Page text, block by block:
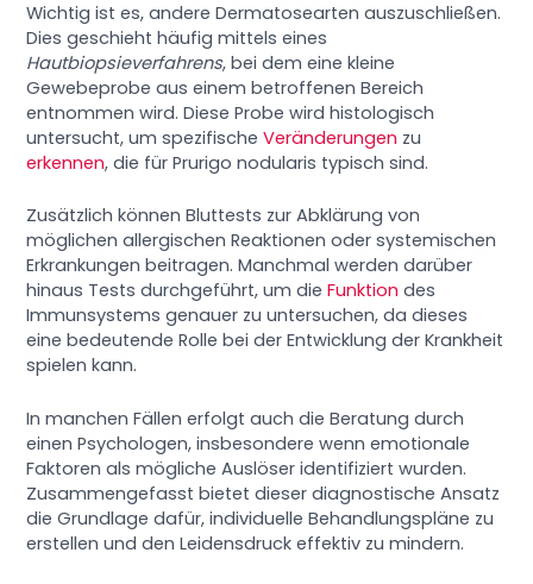
Wichtig ist es, andere Dermatosearten auszuschließen.
Dies geschieht häufig mittels eines
Hautbiopsieverfahrens, bei dem eine kleine
Gewebeprobe aus einem betroffenen Bereich
entnommen wird. Diese Probe wird histologisch
untersucht, um spezifischeVeränderungen zu
erkennen, die für Prurigo nodularis typisch sind.
Zusätzlich können Bluttests zur Abklärung von
möglichen allergischen Reaktionen oder systemischen
Erkrankungen beitragen. Manchmal werden darüber
hinaus Tests durchgeführt, um dieFunktion des
Immunsystems genauer zu untersuchen, da dieses
eine bedeutende Rolle bei der Entwicklung der Krankheit
spielen kann.
In manchen Fällen erfolgt auch die Beratung durch
einen Psychologen, insbesondere wenn emotionale
Faktoren als mögliche Auslöser identifiziert wurden.
Zusammengefasst bietet dieser diagnostische Ansatz
die Grundlage dafür, individuelle Behandlungspläne zu
erstellen und den Leidensdruck effektiv zu mindern.